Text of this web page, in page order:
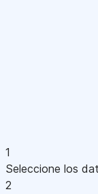
1
Seleccione los
2